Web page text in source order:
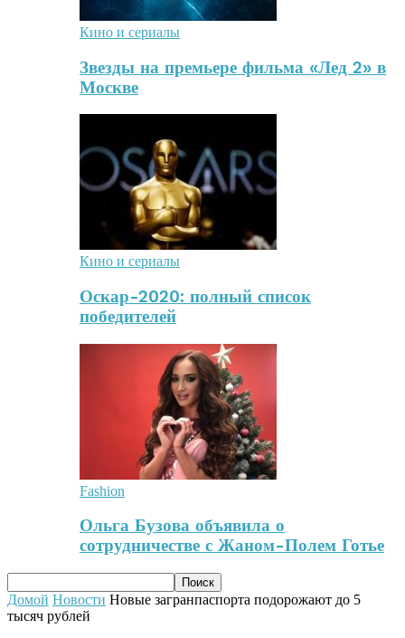
Кино и сериалы
Звезды на премьере фильма «Лед 2» в
Москве
Кино и сериалы
Оскар-2020: полный список
победителей
Fashion
Ольга Бузова объявила о
сотрудничестве с Жаном-Полем Готье
Домой Новости Новые загранпаспорта подорожают до 5
тысяч рублей